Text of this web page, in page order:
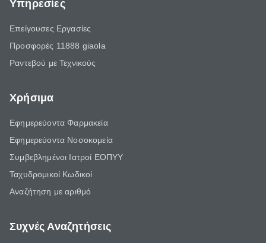
Υπηρεσίες
Επείγουσες Εργασίες
Προσφορές 11888 giaola
Ραντεβού με Τεχνικούς
Χρήσιμα
Εφημερεύοντα Φαρμακεία
Εφημερεύοντα Νοσοκομεία
Συμβεβλημένοι Ιατροί ΕΟΠΥΥ
Ταχυδρομικοί Κωδικοί
Αναζήτηση με αριθμό
Συχνές Αναζητήσεις